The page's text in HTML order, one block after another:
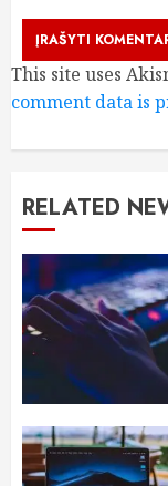
This site uses
comment data is
RELATED